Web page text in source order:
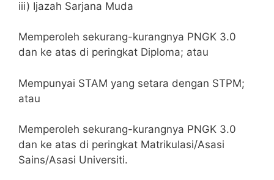
iii) Ijazah Sarjana Muda
Memperoleh sekurang-kurangnya PNGK 3.0
dan ke atas di peringkat Diploma; atau
Mempunyai STAM yang setara dengan STPM;
atau
Memperoleh sekurang-kurangnya PNGK 3.0
dan ke atas di peringkat Matrikulasi/Asasi
Sains/Asasi Universiti.